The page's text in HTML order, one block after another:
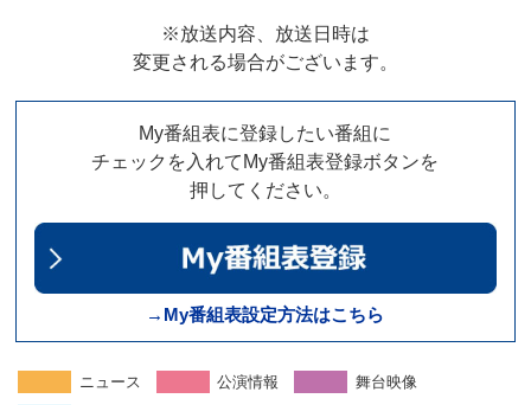
※放送内容、放送日時は
変更される場合がございます。
My番組表に登録したい番組に
チェックを入れてMy番組表登録ボタンを
押してください。
→My番組表設定方法はこちら
ニュース 公演情報
舞台映像